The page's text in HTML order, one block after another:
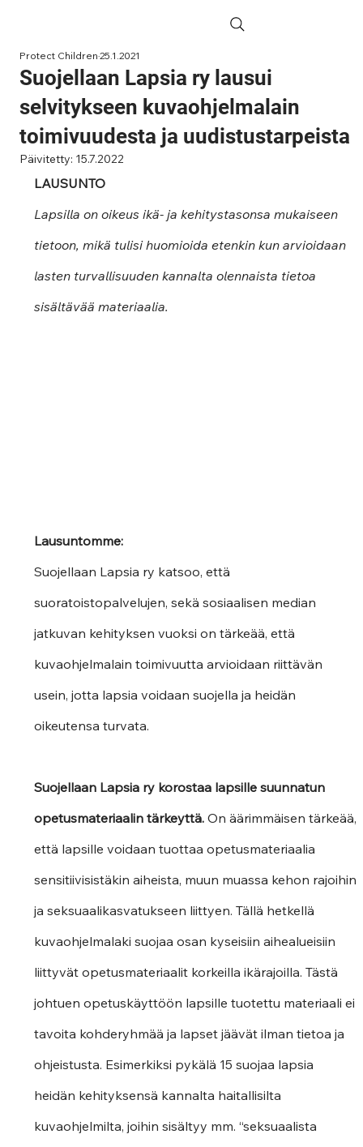
Suojellaan Lapsia ry lausui
selvitykseen kuvaohjelmalain
toimivuudesta ja uudistustarpeista
Protect Children25.1.2021
Päivitetty: 15.7.2022
LAUSUNTO
Lapsilla on oikeus ikä- ja kehitystasonsa mukaiseen
tietoon, mikä tulisi huomioida etenkin kun arvioidaan
lasten turvallisuuden kannalta olennaista tietoa
sisältävää materiaalia.
Lausuntomme:
Suojellaan Lapsia ry katsoo, että
suoratoistopalvelujen, sekä sosiaalisen median
jatkuvan kehityksen vuoksi on tärkeää, että
kuvaohjelmalain toimivuutta arvioidaan riittävän
usein, jotta lapsia voidaan suojella ja heidän
oikeutensa turvata.
Suojellaan Lapsia ry korostaa lapsille suunnatun
opetusmateriaalin tärkeyttä. On äärimmäisen tärkeää,
että lapsille voidaan tuottaa opetusmateriaalia
sensitiivisistäkin aiheista, muun muassa kehon rajoihin
ja seksuaalikasvatukseen liittyen. Tällä hetkellä
kuvaohjelmalaki suojaa osan kyseisiin aihealueisiin
liittyvät opetusmateriaalit korkeilla ikärajoilla. Tästä
johtuen opetuskäyttöön lapsille tuotettu materiaali ei
tavoita kohderyhmää ja lapset jäävät ilman tietoa ja
ohjeistusta. Esimerkiksi pykälä 15 suojaa lapsia
heidän kehityksensä kannalta haitallisilta
kuvaohjelmilta, joihin sisältyy mm. “seksuaalista